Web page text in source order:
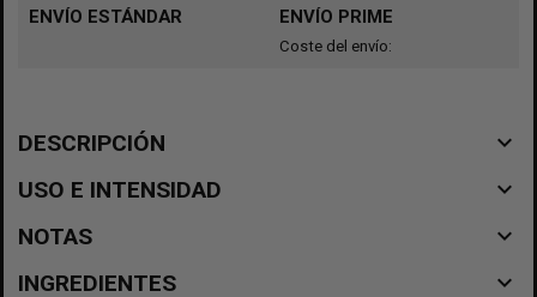
ENVÍO ESTÁNDAR ENVÍO PRIME
Coste del envío:
DESCRIPCIÓN navigate_before
USO E INTENSIDAD navigate_before
NOTAS navigate_before
INGREDIENTES navigate_before